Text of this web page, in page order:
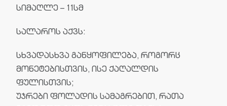
სიმაღლე – 11სმ
სალაროს აქვს:
სხვადასხვა განყოფილება, როგორც
მონეტებისთვის, ისე ქაღალდის
ფულისთვის;
უჯრები ფოლადის სამაგრებით, რათა